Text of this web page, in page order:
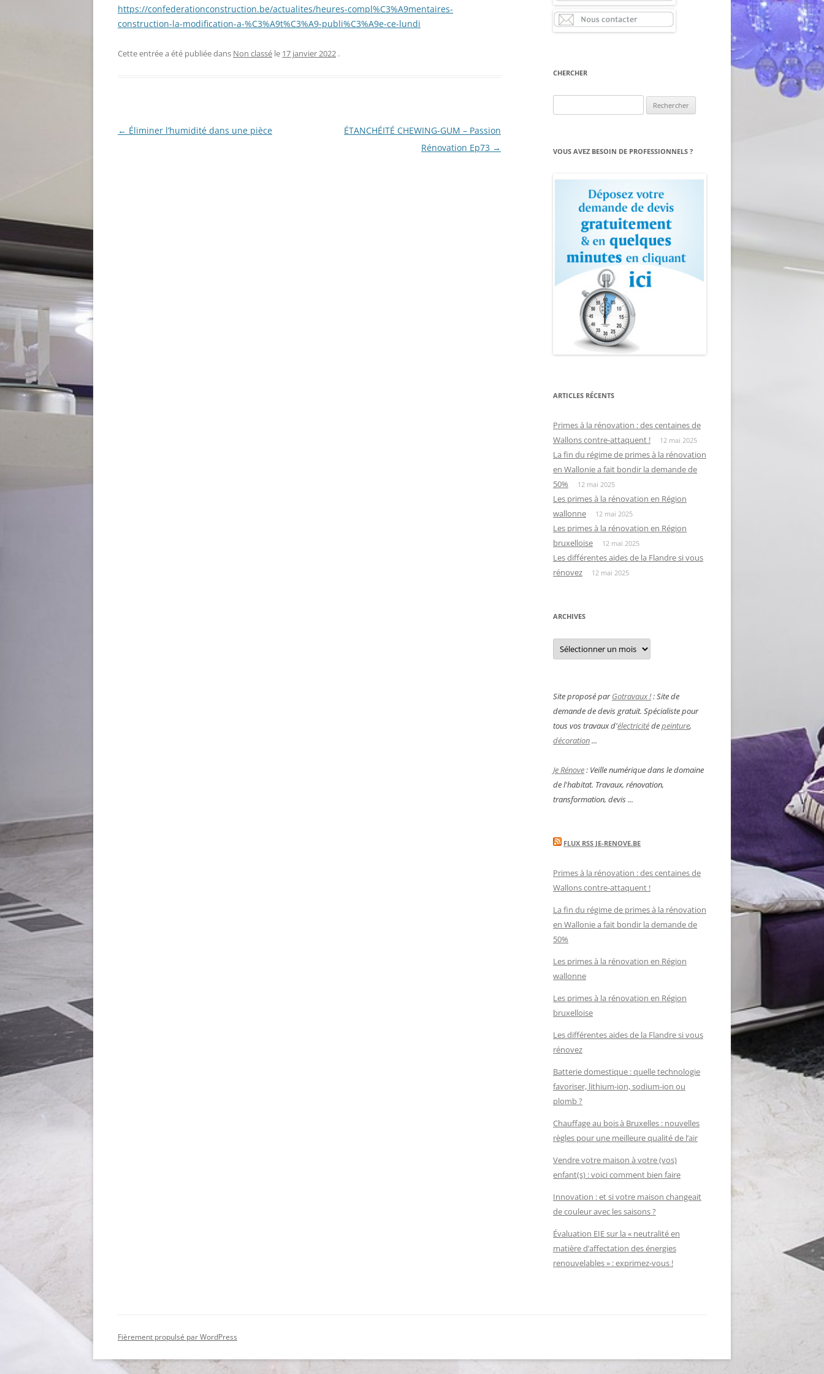
https://confederationconstruction.be/actualites/heures-compl%C3%A9mentaires-
construction-la-modification-a-%C3%A9t%C3%A9-publi%C3%A9e-ce-lundi
Cette entrée a été publiée dans Non classé le 17 janvier 2022 .
Navigation
← Éliminer l’humidité dans une pièce
ÉTANCHÉITÉ CHEWING-GUM – Passion
Rénovation Ep73 →
CHERCHER
VOUS AVEZ BESOIN DE PROFESSIONNELS ?
ARTICLES RÉCENTS
Primes à la rénovation : des centaines de
Wallons contre-attaquent !
12 mai 2025
La fin du régime de primes à la rénovation
en Wallonie a fait bondir la demande de
50%
12 mai 2025
Les primes à la rénovation en Région
wallonne
12 mai 2025
Les primes à la rénovation en Région
bruxelloise
12 mai 2025
Les différentes aides de la Flandre si vous
rénovez
12 mai 2025
ARCHIVES
Archives
Site proposé parGotravaux !: Site de
demande de devis gratuit. Spécialiste pour
tous vos travaux d'électricitédepeinture,
décoration...
Je Rénove: Veille numérique dans le domaine
de l'habitat. Travaux, rénovation,
transformation, devis ...
FLUX RSS JE-RENOVE.BE
Primes à la rénovation : des centaines de
Wallons contre-attaquent !
La fin du régime de primes à la rénovation
en Wallonie a fait bondir la demande de
50%
Les primes à la rénovation en Région
wallonne
Les primes à la rénovation en Région
bruxelloise
Les différentes aides de la Flandre si vous
rénovez
Batterie domestique : quelle technologie
favoriser, lithium-ion, sodium-ion ou
plomb ?
Chauffage au bois à Bruxelles : nouvelles
règles pour une meilleure qualité de l’air
Vendre votre maison à votre (vos)
enfant(s) : voici comment bien faire
Innovation : et si votre maison changeait
de couleur avec les saisons ?
Évaluation EIE sur la « neutralité en
matière d’affectation des énergies
renouvelables » : exprimez-vous !
Fièrement propulsé par WordPress